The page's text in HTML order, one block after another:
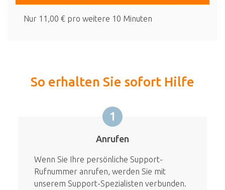
Nur 11,00 € pro weitere 10 Minuten
So erhalten Sie sofort Hilfe
1
Anrufen
Wenn Sie Ihre persönliche Support-
Rufnummer anrufen, werden Sie mit
unserem Support-Spezialisten verbunden.